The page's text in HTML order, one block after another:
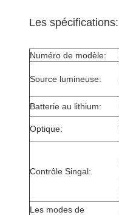
Les spécifications:
Numéro de modèle:
Source lumineuse:
Batterie au lithium:
Optique:
Contrôle Singal:
Les modes de